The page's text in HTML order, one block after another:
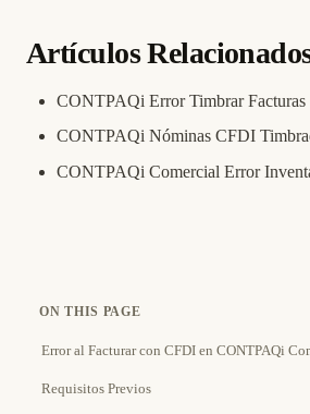
Artículos
CONTPAQi Error Timbrar Facturas
CONTPAQi Nóminas CFDI
CONTPAQi Comercial Error
ON THIS PAGE
Error al Facturar con CFDI en CONTPAQi
Requisitos Previos